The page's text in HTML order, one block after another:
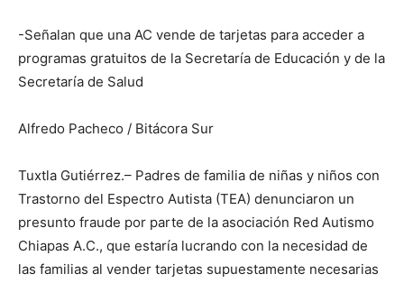
-Señalan que una AC vende de tarjetas para acceder a
programas gratuitos de la Secretaría de Educación y de la
Secretaría de Salud
Alfredo Pacheco / Bitácora Sur
Tuxtla Gutiérrez.– Padres de familia de niñas y niños con
Trastorno del Espectro Autista (TEA) denunciaron un
presunto fraude por parte de la asociación Red Autismo
Chiapas A.C., que estaría lucrando con la necesidad de
las familias al vender tarjetas supuestamente necesarias